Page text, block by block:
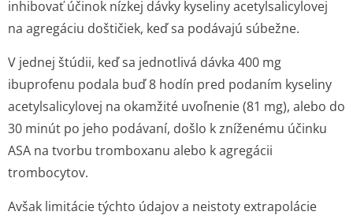
inhibovať účinok nízkej dávky kyseliny acetylsalicylovej
na agregáciu doštičiek, keď sa podávajú súbežne.
V jednej štúdii, keď sa jednotlivá dávka 400 mg
ibuprofenu podala buď 8 hodín pred podaním kyseliny
acetylsalicylovej na okamžité uvoľnenie (81 mg), alebo do
30 minút po jeho podávaní, došlo k zníženému účinku
ASA na tvorbu tromboxanu alebo k agregácii
trombocytov.
Avšak limitácie týchto údajov a neistoty extrapolácie